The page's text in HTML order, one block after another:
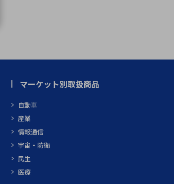
マーケット別取扱商品
自動車
産業
情報通信
宇宙・防衛
民生
医療